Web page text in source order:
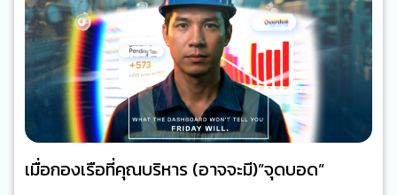
เมื่อกองเรือที่คุณบริหาร (อาจจะมี)”จุดบอด”